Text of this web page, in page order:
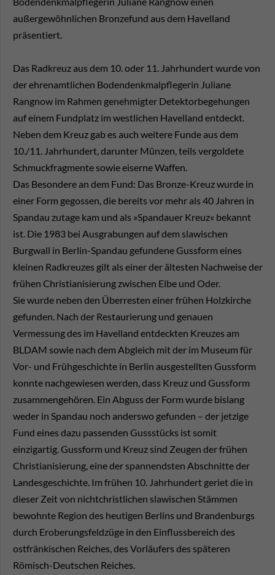
außergewöhnlichen Bronzefund aus dem Havelland
präsentiert.
Das Radkreuz aus dem 10. oder 11. Jahrhundert wurde von
der ehrenamtlichen Bodendenkmalpflegerin Juliane
Rangnow im Rahmen genehmigter Detektorbegehungen
auf einem Fundplatz im westlichen Havelland entdeckt.
Neben dem Kreuz gab es auch weitere Funde aus dem
10./11. Jahrhundert, darunter Münzen, teils vergoldete
Schmuckfragmente sowie eiserne Waffen.
Das Besondere an dem Fund: Das Bronze-Kreuz wurde in
einer Form gegossen, die bereits vor mehr als 40 Jahren in
Spandau zutage kam und als »Spandauer Kreuz« bekannt
ist. Die 1983 bei Ausgrabungen auf dem slawischen
Burgwall in Berlin-Spandau gefundene Gussform eines
kleinen Radkreuzes gilt als einer der ältesten Nachweise der
frühen Christianisierung zwischen Elbe und Oder.
Sie wurde neben den Überresten einer frühen Holzkirche
gefunden. Nach der Restaurierung und genauen
Vermessung des im Havelland entdeckten Kreuzes am
BLDAM sowie nach dem Abgleich mit der im Museum für
Vor- und Frühgeschichte in Berlin ausgestellten Gussform
konnte nachgewiesen werden, dass Kreuz und Gussform
zusammengehören. Ein Abguss der Form wurde bislang
weder in Spandau noch anderswo gefunden – der jetzige
Fund eines dazu passenden Gussstücks ist somit
einzigartig. Gussform und Kreuz sind Zeugen der frühen
Christianisierung, eine der spannendsten Abschnitte der
Landesgeschichte. Im frühen 10. Jahrhundert geriet die in
dieser Zeit von nichtchristlichen slawischen Stämmen
bewohnte Region des heutigen Berlins und Brandenburgs
durch Eroberungsfeldzüge in den Einflussbereich des
ostfränkischen Reiches, des Vorläufers des späteren
Römisch-Deutschen Reiches.